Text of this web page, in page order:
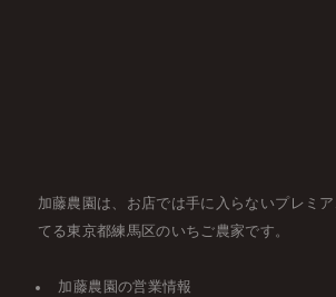
加藤農園は、お店では手に入らないプレミ
てる東京都練馬区のいちご農家です。
加藤農園の営業情報